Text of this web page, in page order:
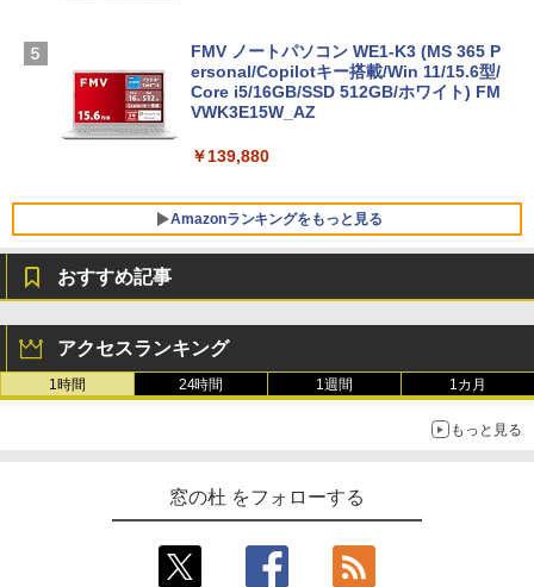
FMV ノートパソコン WE1-K3 (MS 365 P
ersonal/Copilotキー搭載/Win 11/15.6型/
Core i5/16GB/SSD 512GB/ホワイト) FM
VWK3E15W_AZ
￥139,880
Amazonランキングをもっと見る
定バーチャルアイテムを含む】 【オンラ
インゲームコード】 ロブロックス | オン
ラインコード版
Microsoft Office Home & Business 202
4(最新 永続版)|オンラインコード版|Wind
￥39,582
￥1,766
出す プロンプトの言葉 AI画像生成シリー
ズ (はぴーイラストLabo)
￥480
ンチディスプレイ、色調調節ライト、12
週間持続バッテリー、広告なし、ブラッ
ク
Amazon Kindle - 目に優しい、かさばら
ない、大きな画面で読みやすい、6週間持
書籍リーダー、ブラック、16GB、広告な
おすすめ記事
アクセスランキング
1時間 24時間 1週間 1カ月
もっと見る
窓の杜 をフォローする